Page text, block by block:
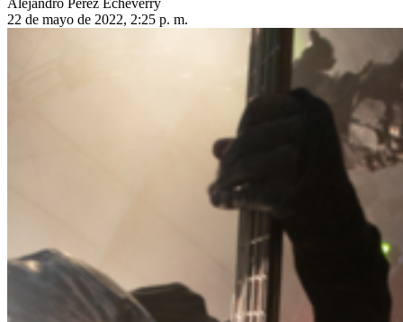
22 de mayo de 2022, 2:25 p. m.